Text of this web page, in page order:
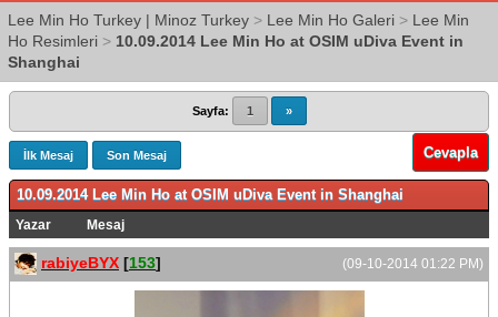
Lee Min Ho Turkey | Minoz Turkey > Lee Min Ho Galeri > Lee Min
Ho Resimleri > 10.09.2014 Lee Min Ho at OSIM uDiva Event in
Shanghai
Sayfa: 1 »
İlk Mesaj Son Mesaj Cevapla
10.09.2014 Lee Min Ho at OSIM uDiva Event in Shanghai
Yazar Mesaj
(09-10-2014 01:22 PM)
rabiyeBYX [153]